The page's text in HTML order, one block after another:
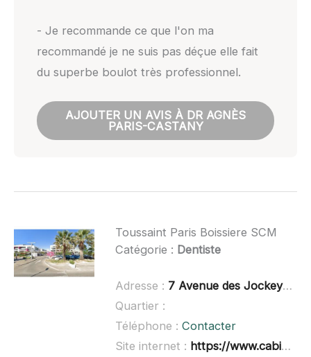
- Je recommande ce que l'on ma
recommandé je ne suis pas déçue elle fait
du superbe boulot très professionnel.
AJOUTER UN AVIS À DR AGNÈS
PARIS-CASTANY
Toussaint Paris Boissiere SCM
Catégorie : Dentiste
Adresse : 7 Avenue des Jockeys, 34250 Palavas-les-Flots
Quartier :
Téléphone : Contacter
Site internet : https://www.cabinetdentaire-toussaintparisboissiere.fr/